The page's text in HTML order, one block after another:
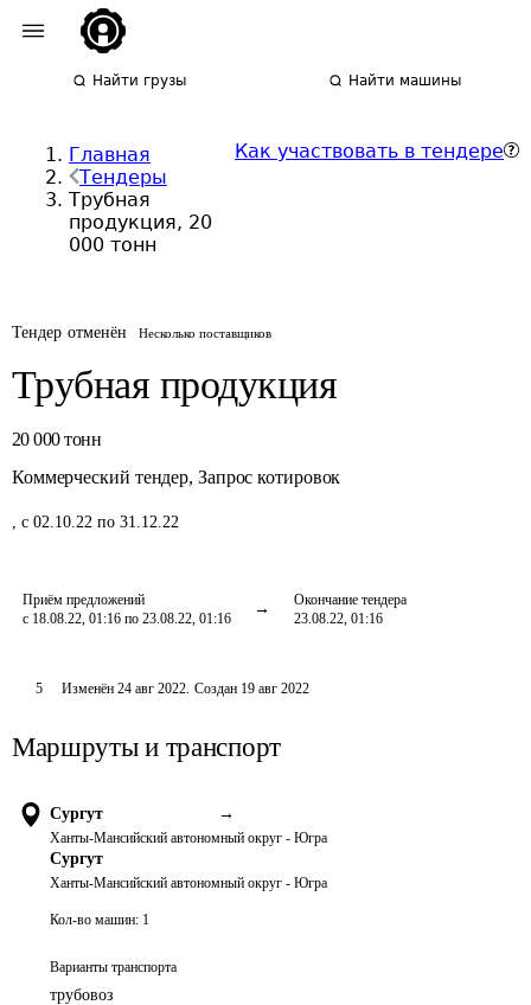
Найти грузы Найти машины
Главная
Тендеры
Трубная
продукция, 20
000 тонн
Как участвовать в тендере
Тендер отменён Несколько поставщиков
Трубная продукция
20 000 тонн
Коммерческий тендер, Запрос котировок
, с 02.10.22 по 31.12.22
Приём предложений
с 18.08.22, 01:16 по 23.08.22, 01:16
Окончание тендера
23.08.22, 01:16
5 Изменён 24 авг 2022. Создан 19 авг 2022
Маршруты и транспорт
Сургут →
Ханты-Мансийский автономный округ - Югра
Сургут
Ханты-Мансийский автономный округ - Югра
Кол-во машин: 1
Варианты транспорта
трубовоз